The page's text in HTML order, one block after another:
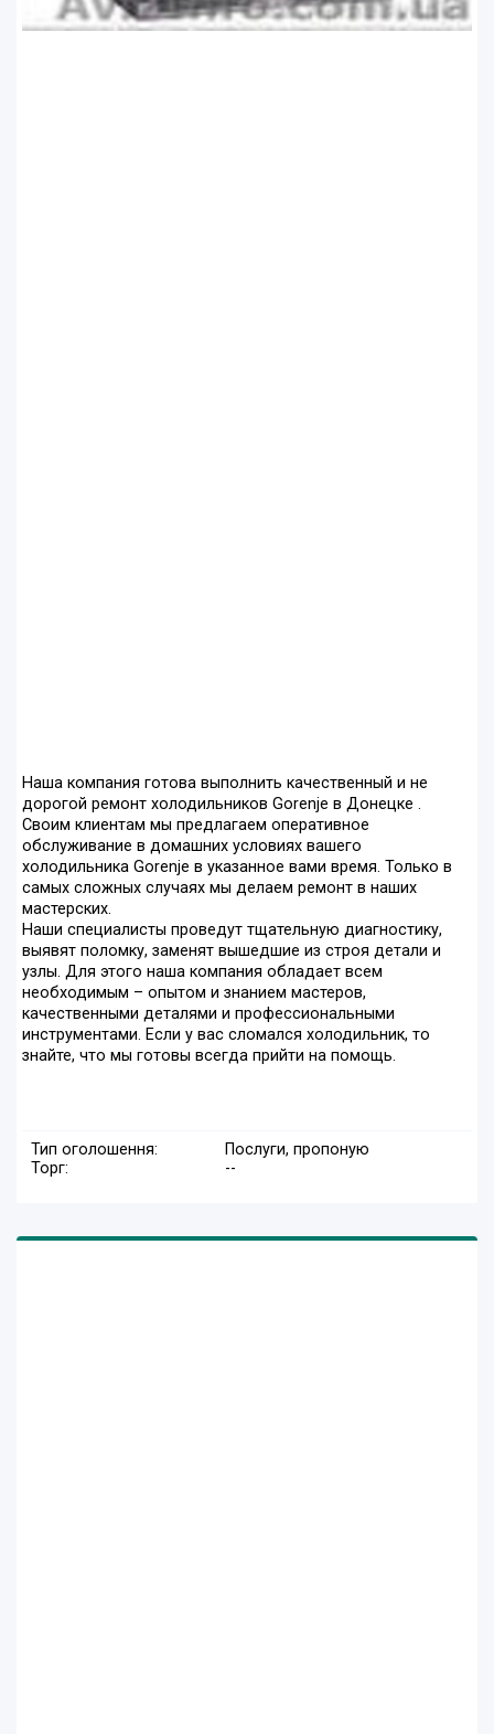
Наша компания готова выполнить качественный и не
дорогой ремонт холодильников Gorenje в Донецке .
Своим клиентам мы предлагаем оперативное
обслуживание в домашних условиях вашего
холодильника Gorenje в указанное вами время. Только в
самых сложных случаях мы делаем ремонт в наших
мастерских.
Наши специалисты проведут тщательную диагностику,
выявят поломку, заменят вышедшие из строя детали и
узлы. Для этого наша компания обладает всем
необходимым – опытом и знанием мастеров,
качественными деталями и профессиональными
инструментами. Если у вас сломался холодильник, то
знайте, что мы готовы всегда прийти на помощь.
Тип оголошення:
Послуги, пропоную
Торг:
--